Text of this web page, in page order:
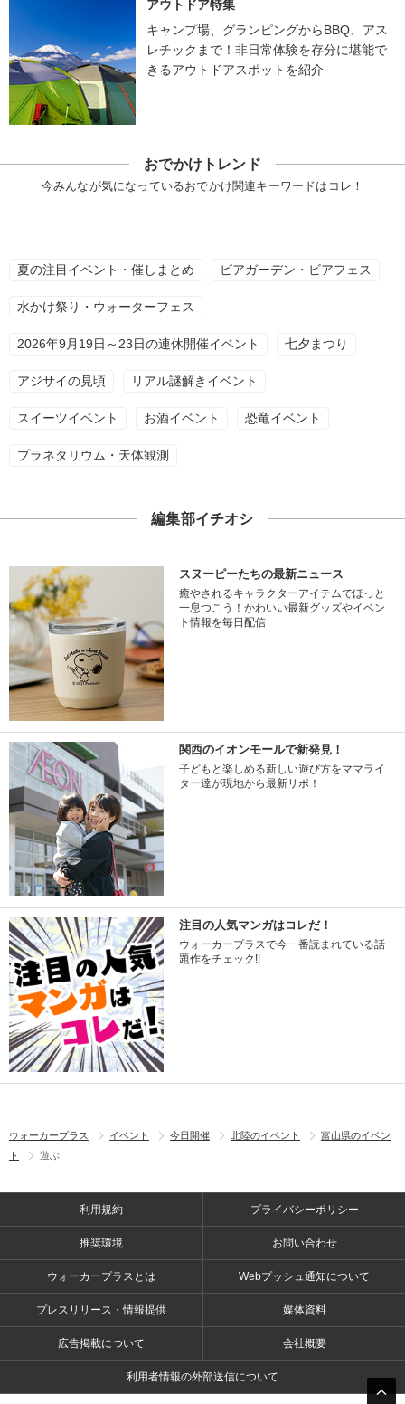
アウトドア特集
キャンプ場、グランピングからBBQ、アス
レチックまで！非日常体験を存分に堪能で
きるアウトドアスポットを紹介
おでかけトレンド
今みんなが気になっているおでかけ関連キーワードはコレ！
夏の注目イベント・催しまとめ ビアガーデン・ビアフェス
水かけ祭り・ウォーターフェス
2026年9月19日～23日の連休開催イベント 七夕まつり
アジサイの見頃 リアル謎解きイベント
スイーツイベント お酒イベント 恐竜イベント
プラネタリウム・天体観測
編集部イチオシ
スヌーピーたちの最新ニュース
癒やされるキャラクターアイテムでほっと
一息つこう！かわいい最新グッズやイベン
ト情報を毎日配信
関西のイオンモールで新発見！
子どもと楽しめる新しい遊び方をママライ
ター達が現地から最新リポ！
注目の人気マンガはコレだ！
ウォーカープラスで今一番読まれている話
題作をチェック!!
ウォーカープラス イベント 今日開催 北陸のイベント
富山県のイベン
ト
遊ぶ
利用規約 プライバシーポリシー
推奨環境 お問い合わせ
ウォーカープラスとは Webプッシュ通知について
プレスリリース・情報提供 媒体資料
広告掲載について 会社概要
利用者情報の外部送信について